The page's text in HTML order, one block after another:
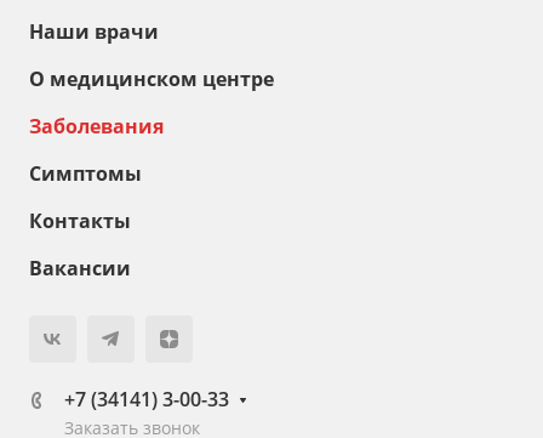
Наши врачи
О медицинском центре
Заболевания
Симптомы
Контакты
Вакансии
+7 (34141) 3-00-33
Заказать звонок